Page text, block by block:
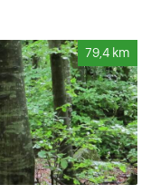
79,4 km